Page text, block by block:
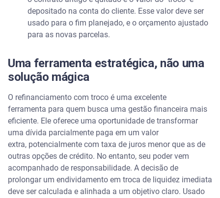
depositado na conta do cliente. Esse valor deve ser
usado para o fim planejado, e o orçamento ajustado
para as novas parcelas.
Uma ferramenta estratégica, não uma
solução mágica
O refinanciamento com troco é uma excelente
ferramenta para quem busca uma gestão financeira mais
eficiente. Ele oferece uma oportunidade de transformar
uma dívida parcialmente paga em um valor
extra, potencialmente com taxa de juros menor que as de
outras opções de crédito. No entanto, seu poder vem
acompanhado de responsabilidade. A decisão de
prolongar um endividamento em troca de liquidez imediata
deve ser calculada e alinhada a um objetivo claro. Usado